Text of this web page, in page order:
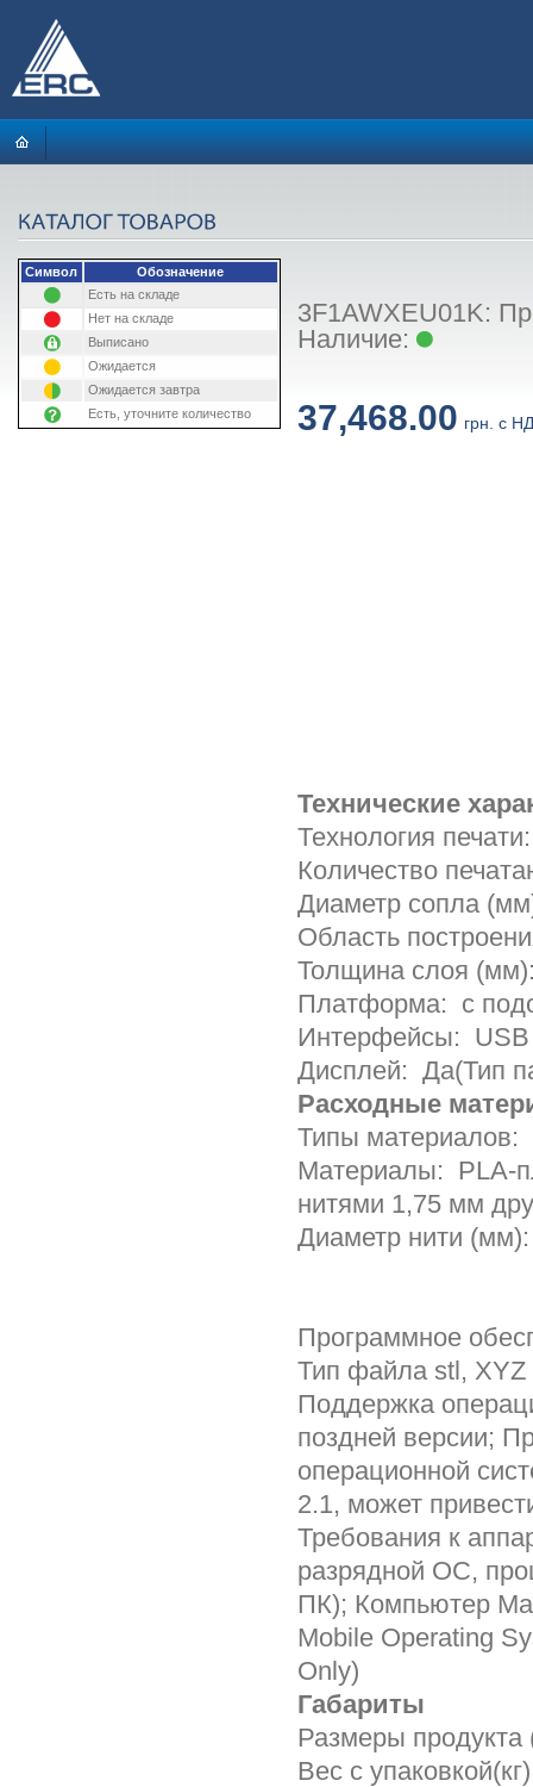
Символ
Обозначение
Есть на складе
Нет на складе
Выписано
Ожидается
Ожидается завтра
Есть, уточните количество
3F1AWXEU01K:
Наличие:
37,468.00 грн. с
Технические
Технология
Количество
Диаметр сопла
Область
Толщина слоя
Платформа: с
Интерфейсы:
Дисплей: Да(Тип
Расходные
Типы материалов:
Материалы: PLA-
нитями 1,75 мм
Диаметр нити
Программное
Тип файла stl, XYZ
Поддержка
поздней версии;
операционной
2.1, может
Требования к
разрядной ОС,
ПК); Компьютер
Mobile Operating
Only)
Габариты
Размеры
Вес с